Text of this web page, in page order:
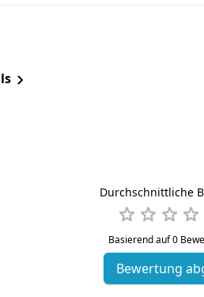
Durchschnittliche
Basierend auf 0
Bewertung